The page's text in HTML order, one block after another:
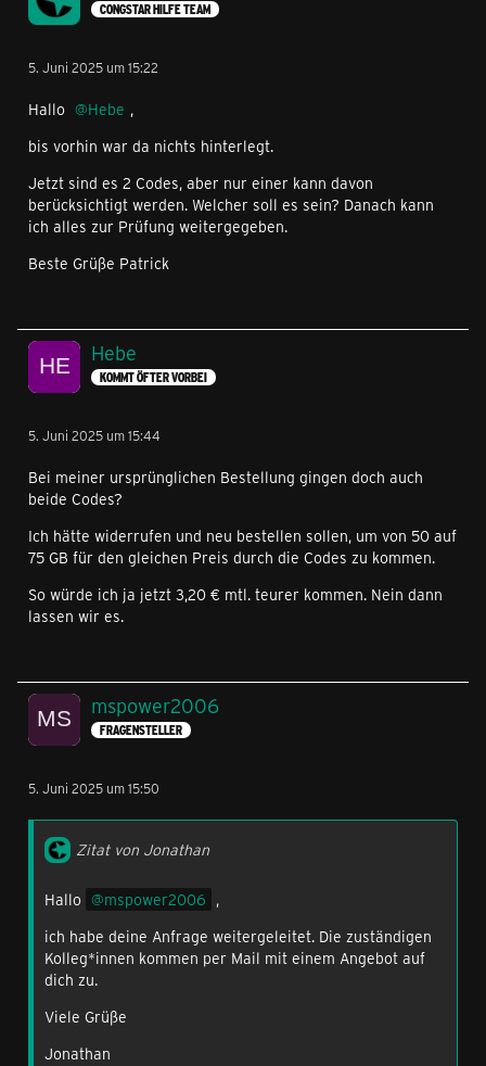
CONGSTAR HILFE TEAM
5. Juni 2025 um 15:22
Hallo Hebe ,
bis vorhin war da nichts hinterlegt.
Jetzt sind es 2 Codes, aber nur einer kann davon
berücksichtigt werden. Welcher soll es sein? Danach kann
ich alles zur Prüfung weitergegeben.
Beste Grüße Patrick
Hebe
KOMMT ÖFTER VORBEI
5. Juni 2025 um 15:44
Bei meiner ursprünglichen Bestellung gingen doch auch
beide Codes?
Ich hätte widerrufen und neu bestellen sollen, um von 50 auf
75 GB für den gleichen Preis durch die Codes zu kommen.
So würde ich ja jetzt 3,20 € mtl. teurer kommen. Nein dann
lassen wir es.
mspower2006
FRAGENSTELLER
5. Juni 2025 um 15:50
Zitat von Jonathan
Hallo mspower2006 ,
ich habe deine Anfrage weitergeleitet. Die zuständigen
Kolleg*innen kommen per Mail mit einem Angebot auf
dich zu.
Viele Grüße
Jonathan